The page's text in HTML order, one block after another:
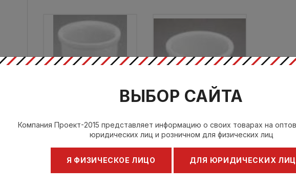
(для 1562-1565) cm 10
ОТТИНЕТТИ / OTTINETTI
(для 1561-1564) cm 12
ОТТИНЕТТИ / OTTINETTI
ВЫБОР САЙТА
Компания Проект-2015 представляет информацию о своих товарах на
юридических лиц и розничном для физических лиц
Я ФИЗИЧЕСКОЕ ЛИЦО ДЛЯ ЮРИДИЧЕСКИХ ЛИЦ